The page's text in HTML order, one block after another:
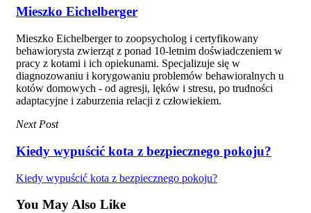
Mieszko Eichelberger
Mieszko Eichelberger to zoopsycholog i certyfikowany
behawiorysta zwierząt z ponad 10-letnim doświadczeniem w
pracy z kotami i ich opiekunami. Specjalizuje się w
diagnozowaniu i korygowaniu problemów behawioralnych u
kotów domowych - od agresji, lęków i stresu, po trudności
adaptacyjne i zaburzenia relacji z człowiekiem.
Next Post
Kiedy wypuścić kota z bezpiecznego pokoju?
Kiedy wypuścić kota z bezpiecznego pokoju?
You May Also Like